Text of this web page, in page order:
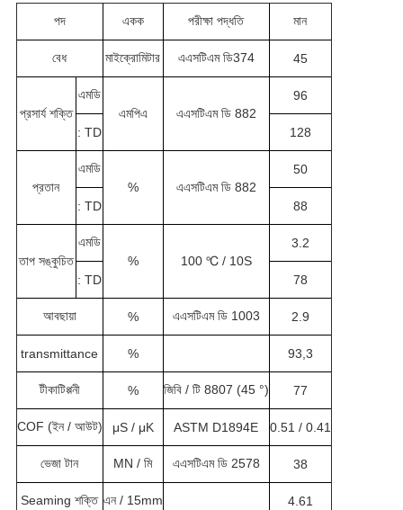
পদ একক পরীক্ষা পদ্ধতি মান
বেধ মাইক্রোমিটার এএসটিএম ডি374 45
প্রসার্য শক্তি
এমডি
এমপিএ
এএসটিএম ডি 882
96
: TD 128
প্রতান
এমডি
%
এএসটিএম ডি 882
50
: TD 88
তাপ সঙ্কুচিত
এমডি
%
100 ℃ / 10S
3.2
: TD 78
আবছায়া % এএসটিএম ডি 1003 2.9
transmittance % 93,3
টীকাটিপ্পনী % জিবি / টি 8807 (45 °) 77
COF (ইন / আউট) μS / μK ASTM D1894E 0.51 / 0.41
ভেজা টান MN / মি এএসটিএম ডি 2578 38
Seaming শক্তি এন / 15mm 4.61